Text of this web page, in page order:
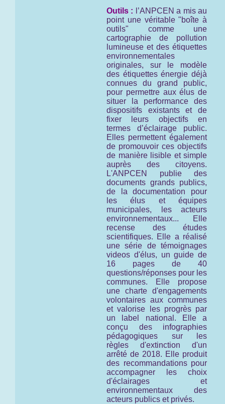
Outils :
l’ANPCEN a mis au
point une véritable "boîte à
outils" comme une
cartographie de pollution
lumineuse et des étiquettes
environnementales
originales, sur le modèle
des étiquettes énergie déjà
connues du grand public,
pour permettre aux élus de
situer la performance des
dispositifs existants et de
fixer leurs objectifs en
termes d’éclairage public.
Elles permettent également
de promouvoir ces objectifs
de manière lisible et simple
auprès des citoyens.
L'ANPCEN publie des
documents grands publics,
de la documentation pour
les élus et équipes
municipales, les acteurs
environnementaux... Elle
recense des études
scientifiques. Elle a réalisé
une série de témoignages
videos d'élus, un guide de
16 pages de 40
questions/réponses pour les
communes. Elle propose
une charte d'engagements
volontaires aux communes
et valorise les progrès par
un label national. Elle a
conçu des infographies
pédagogiques sur les
règles d'extinction d'un
arrêté de 2018. Elle produit
des recommandations pour
accompagner les choix
d'éclairages et
environnementaux des
acteurs publics et privés.